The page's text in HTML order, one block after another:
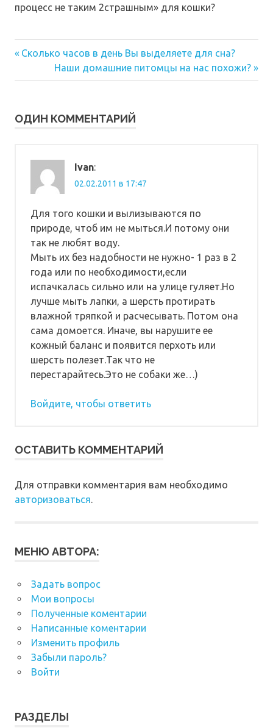
процесс не таким 2страшным» для кошки?
Навигация
по
Предыдущая
Сколько часов в день Вы выделяете для сна?
Следующая
запись:
Наши домашние питомцы на нас похожи?
ОДИН КОММЕНТАРИЙ
Ivan:
02.02.2011 в 17:47
Для того кошки и вылизываются по
природе, чтоб им не мыться.И потому они
так не любят воду.
Мыть их без надобности не нужно- 1 раз в 2
года или по необходимости,если
испачкалась сильно или на улице гуляет.Но
лучше мыть лапки, а шерсть протирать
влажной тряпкой и расчесывать. Потом она
сама домоется. Иначе, вы нарушите ее
кожный баланс и появится перхоть или
шерсть полезет.Так что не
перестарайтесь.Это не собаки же…)
Войдите, чтобы ответить
ОСТАВИТЬ КОММЕНТАРИЙ
Для отправки комментария вам необходимо
авторизоваться.
МЕНЮ АВТОРА:
Задать вопрос
Мои вопросы
Полученные коментарии
Написанные коментарии
Изменить профиль
Забыли пароль?
Войти
РАЗДЕЛЫ